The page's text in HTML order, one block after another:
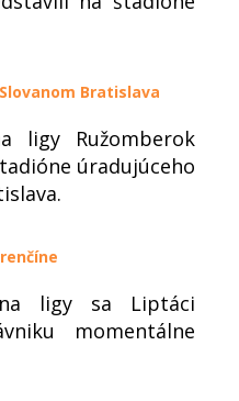
Bratislava
ligy Ružomberok
úradujúceho
ligy sa Liptáci
momentálne